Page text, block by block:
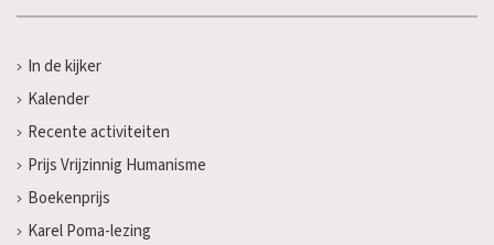
In de kijker
Kalender
Recente activiteiten
Prijs Vrijzinnig Humanisme
Boekenprijs
Karel Poma-lezing